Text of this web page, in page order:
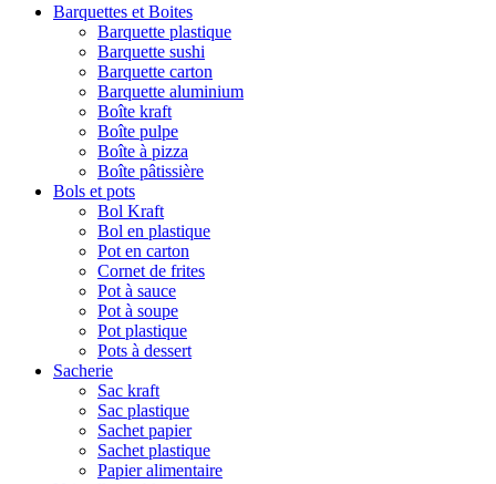
Barquettes et Boites
Barquette plastique
Barquette sushi
Barquette carton
Barquette aluminium
Boîte kraft
Boîte pulpe
Boîte à pizza
Boîte pâtissière
Bols et pots
Bol Kraft
Bol en plastique
Pot en carton
Cornet de frites
Pot à sauce
Pot à soupe
Pot plastique
Pots à dessert
Sacherie
Sac kraft
Sac plastique
Sachet papier
Sachet plastique
Papier alimentaire